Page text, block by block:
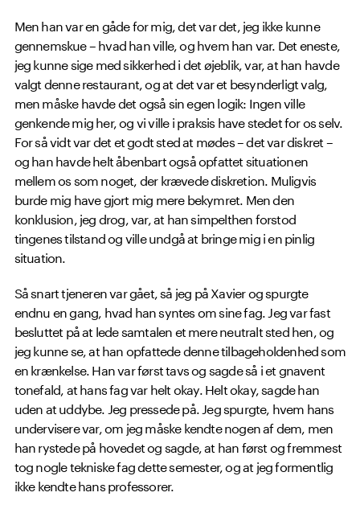
Men han var en gåde for mig, det var det, jeg ikke kunne
gennemskue – hvad han ville, og hvem han var. Det eneste,
jeg kunne sige med sikkerhed i det øjeblik, var, at han havde
valgt denne restaurant, og at det var et besynderligt valg,
men måske havde det også sin egen logik: Ingen ville
genkende mig her, og vi ville i praksis have stedet for os selv.
For så vidt var det et godt sted at mødes – det var diskret –
og han havde helt åbenbart også opfattet situationen
mellem os som noget, der krævede diskretion. Muligvis
burde mig have gjort mig mere bekymret. Men den
konklusion, jeg drog, var, at han simpelthen forstod
tingenes tilstand og ville undgå at bringe mig i en pinlig
situation.
Så snart tjeneren var gået, så jeg på Xavier og spurgte
endnu en gang, hvad han syntes om sine fag. Jeg var fast
besluttet på at lede samtalen et mere neutralt sted hen, og
jeg kunne se, at han opfattede denne tilbageholdenhed som
en krænkelse. Han var først tavs og sagde så i et gnavent
tonefald, at hans fag var helt okay. Helt okay, sagde han
uden at uddybe. Jeg pressede på. Jeg spurgte, hvem hans
undervisere var, om jeg måske kendte nogen af dem, men
han rystede på hovedet og sagde, at han først og fremmest
tog nogle tekniske fag dette semester, og at jeg formentlig
ikke kendte hans professorer.